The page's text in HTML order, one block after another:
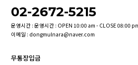
02-2672-5215
운영시간 : 운영시간 : OPEN 10:00 am - CLOSE 08:00
이메일 : dongmulnara@naver.com
무통장입금